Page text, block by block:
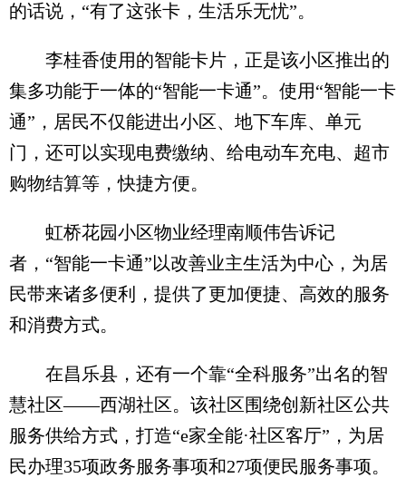
的话说，“有了这张卡，生活乐无忧”。
李桂香使用的智能卡片，正是该小区推出的
集多功能于一体的“智能一卡通”。使用“智能一卡
通”，居民不仅能进出小区、地下车库、单元
门，还可以实现电费缴纳、给电动车充电、超市
购物结算等，快捷方便。
虹桥花园小区物业经理南顺伟告诉记
者，“智能一卡通”以改善业主生活为中心，为居
民带来诸多便利，提供了更加便捷、高效的服务
和消费方式。
在昌乐县，还有一个靠“全科服务”出名的智
慧社区——西湖社区。该社区围绕创新社区公共
服务供给方式，打造“e家全能·社区客厅”，为居
民办理35项政务服务事项和27项便民服务事项。